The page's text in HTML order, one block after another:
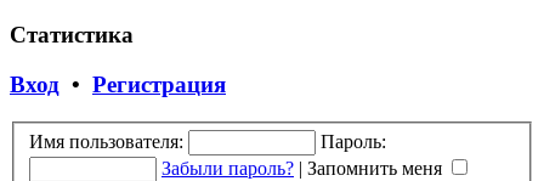
Статистика
Вход • Регистрация
Имя пользователя:
Пароль:
Забыли пароль? | Запомнить меня